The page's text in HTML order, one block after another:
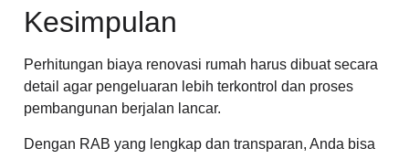
Kesimpulan
Perhitungan biaya renovasi rumah harus dibuat secara
detail agar pengeluaran lebih terkontrol dan proses
pembangunan berjalan lancar.
Dengan RAB yang lengkap dan transparan, Anda bisa